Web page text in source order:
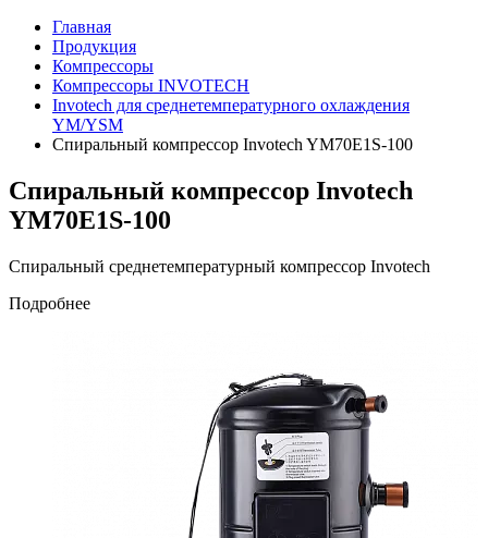
Главная
Продукция
Компрессоры
Компрессоры INVOTECH
Invotech для среднетемпературного охлаждения
YM/YSM
Спиральный компрессор Invotech YM70E1S-100
Спиральный компрессор Invotech
YM70E1S-100
Спиральный среднетемпературный компрессор Invotech
Подробнее